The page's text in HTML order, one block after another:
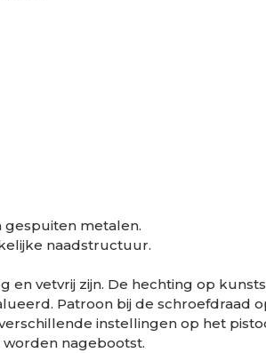
gespuiten metalen.
naadstructuur.
en vetvrij zijn. De hechting op
Patroon bij de schroefdraad
instellingen op het
nagebootst.